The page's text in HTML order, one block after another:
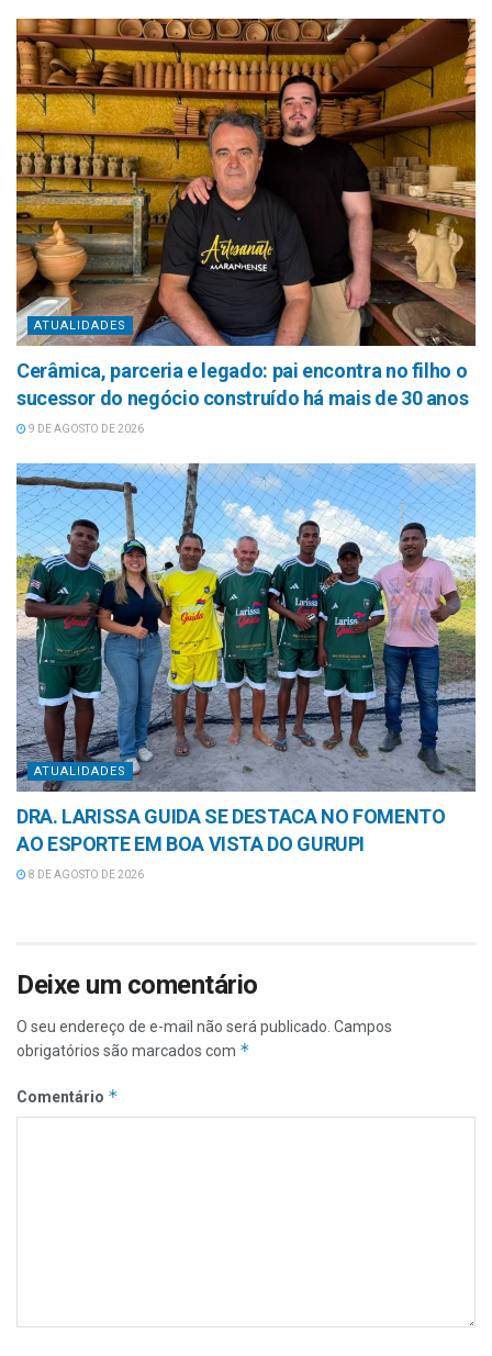
ATUALIDADES
Cerâmica, parceria e legado: pai encontra no filho o
sucessor do negócio construído há mais de 30 anos
9 DE AGOSTO DE 2026
ATUALIDADES
DRA. LARISSA GUIDA SE DESTACA NO FOMENTO
AO ESPORTE EM BOA VISTA DO GURUPI
8 DE AGOSTO DE 2026
Deixe um comentário
O seu endereço de e-mail não será publicado. Campos
obrigatórios são marcados com *
Comentário *